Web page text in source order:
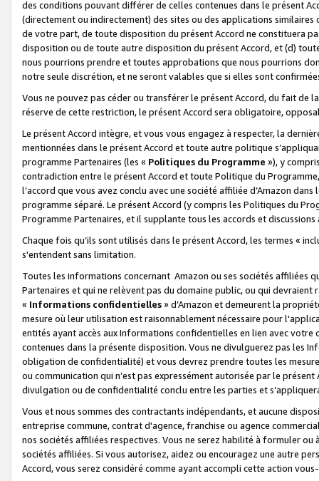
des conditions pouvant différer de celles contenues dans le présent
(directement ou indirectement) des sites ou des applications
de votre part, de toute disposition du présent Accord ne constituera
disposition ou de toute autre disposition du présent Accord, et (d)
nous pourrions prendre et toutes approbations que nous pourrions
notre seule discrétion, et ne seront valables que si elles sont
Vous ne pouvez pas céder ou transférer le présent Accord, du fait de
réserve de cette restriction, le présent Accord sera obligatoire,
Le présent Accord intègre, et vous vous engagez à respecter, la
mentionnées dans le présent Accord et toute autre politique
programme Partenaires (les « Politiques du Programme »), y
contradiction entre le présent Accord et toute Politique du
l’accord que vous avez conclu avec une société affiliée d’Amazon
programme séparé. Le présent Accord (y compris les Politiques du
Programme Partenaires, et il supplante tous les accords et discussions
Chaque fois qu’ils sont utilisés dans le présent Accord, les termes «
s'entendent sans limitation.
Toutes les informations concernant Amazon ou ses sociétés affiliées
Partenaires et qui ne relèvent pas du domaine public, ou qui
« Informations confidentielles» d’Amazon et demeurent la
mesure où leur utilisation est raisonnablement nécessaire pour
entités ayant accès aux Informations confidentielles en lien avec
contenues dans la présente disposition. Vous ne divulguerez pas les
obligation de confidentialité) et vous devrez prendre toutes les
ou communication qui n’est pas expressément autorisée par le
divulgation ou de confidentialité conclu entre les parties et
Vous et nous sommes des contractants indépendants, et aucune
entreprise commune, contrat d'agence, franchise ou agence
nos sociétés affiliées respectives. Vous ne serez habilité à formuler
sociétés affiliées. Si vous autorisez, aidez ou encouragez une autre
Accord, vous serez considéré comme ayant accompli cette action